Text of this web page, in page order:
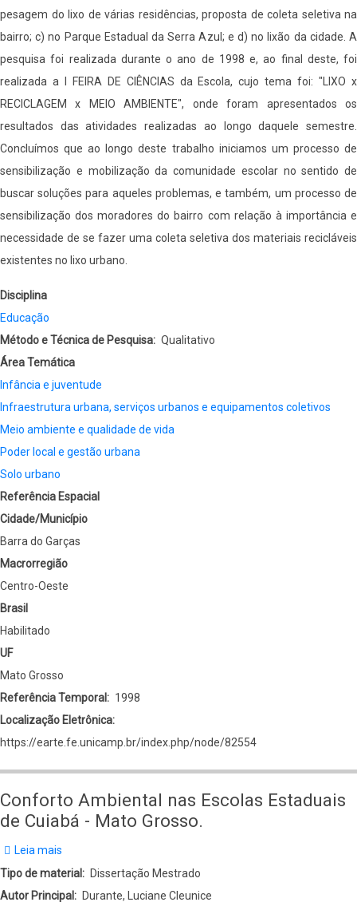
pesagem do lixo de várias residências, proposta de coleta seletiva na
bairro; c) no Parque Estadual da Serra Azul; e d) no lixão da cidade. A
pesquisa foi realizada durante o ano de 1998 e, ao final deste, foi
realizada a I FEIRA DE CIÊNCIAS da Escola, cujo tema foi: "LIXO x
RECICLAGEM x MEIO AMBIENTE", onde foram apresentados os
resultados das atividades realizadas ao longo daquele semestre.
Concluímos que ao longo deste trabalho iniciamos um processo de
sensibilização e mobilização da comunidade escolar no sentido de
buscar soluções para aqueles problemas, e também, um processo de
sensibilização dos moradores do bairro com relação à importância e
necessidade de se fazer uma coleta seletiva dos materiais recicláveis
existentes no lixo urbano.
Disciplina
Educação
Método e Técnica de Pesquisa
Qualitativo
Área Temática
Infância e juventude
Infraestrutura urbana, serviços urbanos e equipamentos coletivos
Meio ambiente e qualidade de vida
Poder local e gestão urbana
Solo urbano
Referência Espacial
Cidade/Município
Barra do Garças
Macrorregião
Centro-Oeste
Brasil
Habilitado
UF
Mato Grosso
Referência Temporal
1998
Localização Eletrônica
https://earte.fe.unicamp.br/index.php/node/82554
Conforto Ambiental nas Escolas Estaduais
de Cuiabá - Mato Grosso.
Leia mais
Conforto
Ambiental
Tipo de material
Dissertação Mestrado
Autor Principal
Durante, Luciane Cleunice